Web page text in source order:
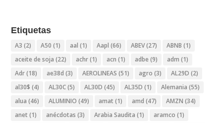
Etiquetas
A3 (2) A50 (1) aal (1) Aapl (66) ABEV(27) ABNB (1)
aceite de soja (22) achr(1) acn (1) adbe (9) adm (1)
Adr(18) ae38d (3) AEROLINEAS (51) agro (3) AL29D (2)
al30$ (4) AL30C(5) AL30D (45) AL35D (1) Alemania (55)
alua (46) ALUMINIO (49) amat (1) amd (47) AMZN (34)
anet (1) anécdotas (3) Arabia Saudita (1) aramco (1)